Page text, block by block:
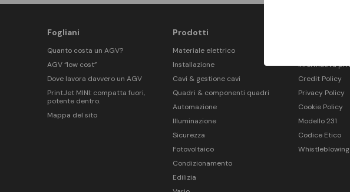
Fogliani
Quanto costa un AGV?
AGV “low cost”
Dove lavora davvero un AGV
PrintJet MINI: compatta fuori,
potente dentro.
Mappa del sito
Prodotti
Materiale elettrico
Installazione
Cavi & gestione cavi
Quadri & componenti quadri
Automazione
Illuminazione
Sicurezza
Fotovoltaico
Condizionamento
Edilizia
Condizioni
Informativa
Credit Policy
Privacy Policy
Cookie Policy
Modello 231
Codice Etico
Whistleblowing